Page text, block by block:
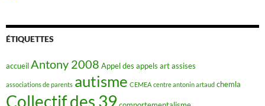
b
o
o
ÉTIQUETTES
accueilAntony 2008 Appel des appels artassises
associations de parents autisme CEMEA centre antonin artaud chemla
Collectif des 39